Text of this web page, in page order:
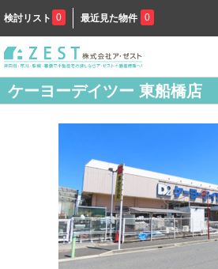
検討リスト 0 最近見た物件 0
ケーヨーデイツー 東船橋店